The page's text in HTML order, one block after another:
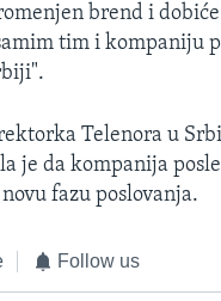
brend i
tim i kompaniju
Telenora u
je da kompanija
fazu poslovanja.
Follow us